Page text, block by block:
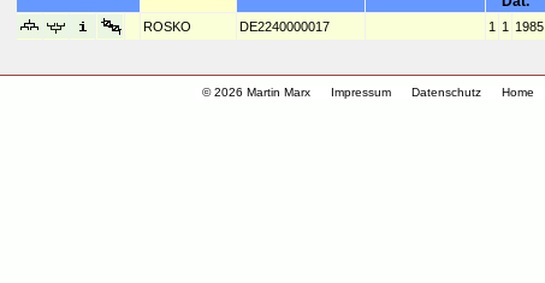
© 2026 Martin Marx Impressum Datenschutz Home
ROSKO DE2240000017 1 1 1985